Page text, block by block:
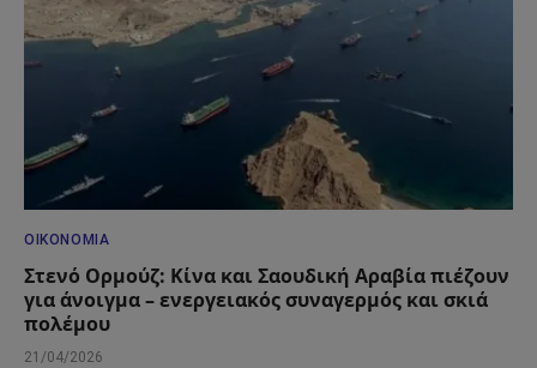
ΟΙΚΟΝΟΜΊΑ
Στενό Ορμούζ: Κίνα και Σαουδική Αραβία πιέζουν
για άνοιγμα – ενεργειακός συναγερμός και σκιά
πολέμου
21/04/2026